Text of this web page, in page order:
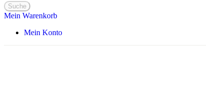
Suche
Mein Warenkorb
Mein Konto